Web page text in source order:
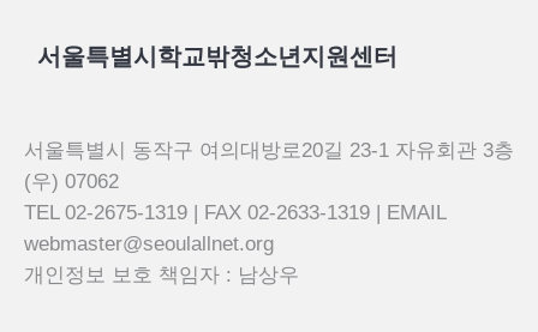
서울특별시학교밖청소년지원센터
서울특별시 동작구 여의대방로20길 23-1 자유회관 3층
(우) 07062
TEL 02-2675-1319 | FAX 02-2633-1319 | EMAIL
webmaster@seoulallnet.org
개인정보 보호 책임자 : 남상우